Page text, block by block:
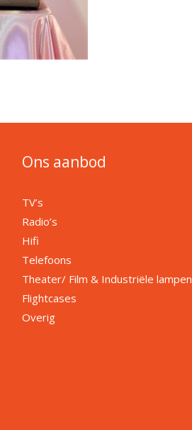
Ons aanbod
TV’s
Radio’s
Hifi
Telefoons
Theater/ Film & Industriële lampen
Flightcases
Overig